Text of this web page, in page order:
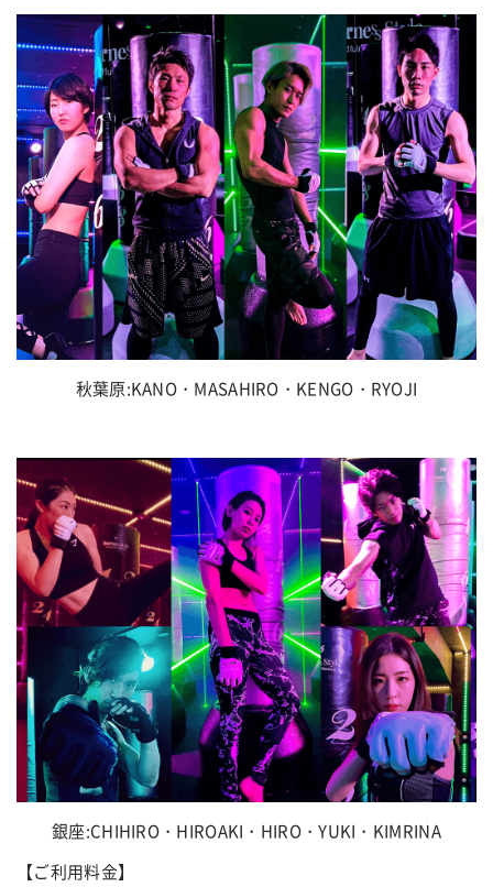
秋葉原:KANO・MASAHIRO・KENGO・RYOJI
銀座:CHIHIRO・HIROAKI・HIRO・YUKI・KIMRINA
【ご利用料金】